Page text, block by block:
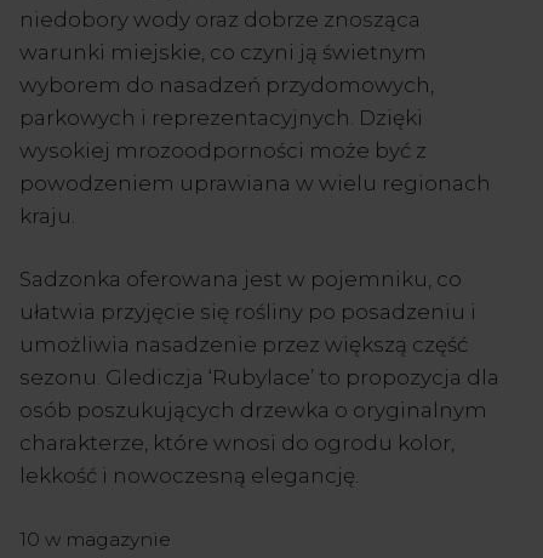
niedobory wody oraz dobrze znosząca
warunki miejskie, co czyni ją świetnym
wyborem do nasadzeń przydomowych,
parkowych i reprezentacyjnych. Dzięki
wysokiej mrozoodporności może być z
powodzeniem uprawiana w wielu regionach
kraju.
Sadzonka oferowana jest w pojemniku, co
ułatwia przyjęcie się rośliny po posadzeniu i
umożliwia nasadzenie przez większą część
sezonu. Glediczja ‘Rubylace’ to propozycja dla
osób poszukujących drzewka o oryginalnym
charakterze, które wnosi do ogrodu kolor,
lekkość i nowoczesną elegancję.
10 w magazynie